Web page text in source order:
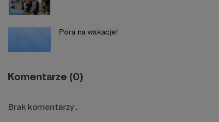
Pora na wakacje!
Komentarze (0)
Brak komentarzy...